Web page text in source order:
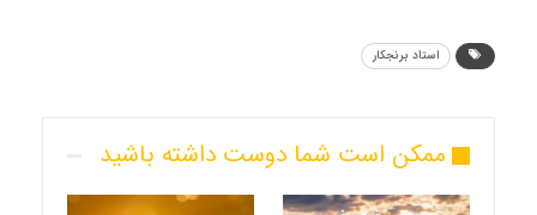
استاد برنجکار
ممکن است شما دوست داشته باشید